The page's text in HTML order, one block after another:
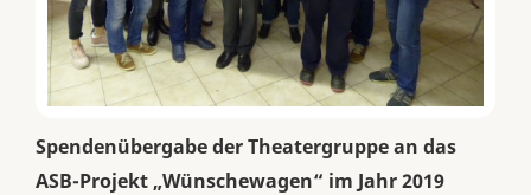
Spendenübergabe der Theatergruppe an das
ASB-Projekt „Wünschewagen“ im Jahr 2019